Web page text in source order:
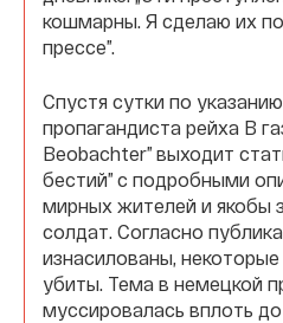
кошмарны. Я сделаю их
прессе”.
Спустя сутки по
пропагандиста рейха В
Beobachter” выходит
бестий” с подробными
мирных жителей и якобы
солдат. Согласно
изнасилованы,
убиты. Тема в немецкой
муссировалась вплоть